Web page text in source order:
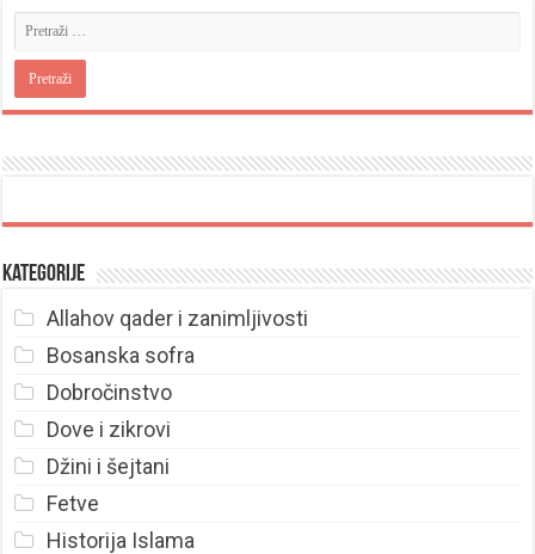
Kategorije
Allahov qader i zanimljivosti
Bosanska sofra
Dobročinstvo
Dove i zikrovi
Džini i šejtani
Fetve
Historija Islama